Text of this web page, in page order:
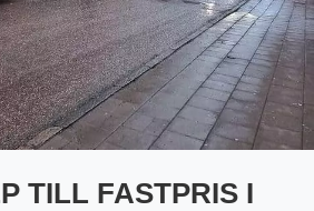
TILL FASTPRIS I